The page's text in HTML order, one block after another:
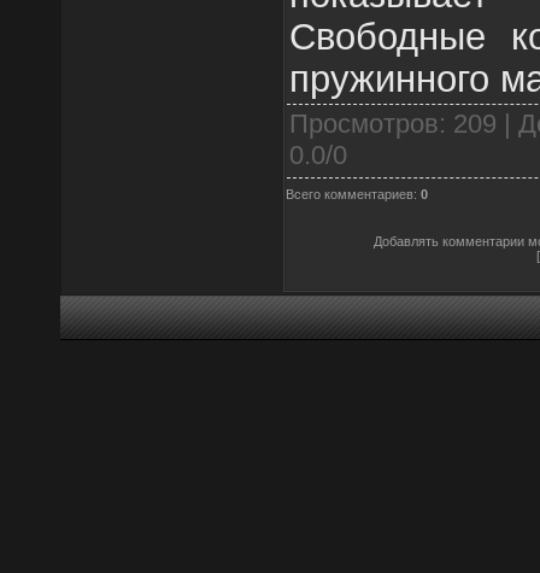
Свободные
пружинного
Просмотров: 209 |
0.0/0
Всего комментариев: 0
Добавлять комментарии